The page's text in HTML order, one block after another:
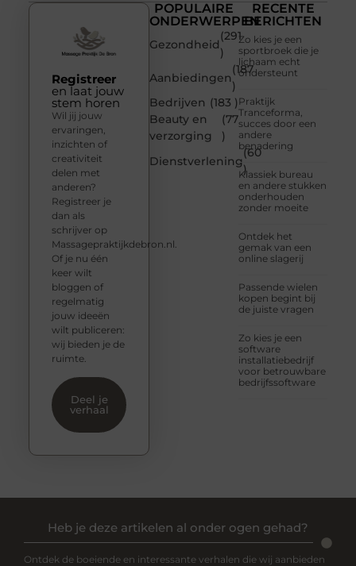
POPULAIRE
ONDERWERPEN
Gezondheid
(291
)
Aanbiedingen
(187
)
Bedrijven (183 )
Beauty en
verzorging
(77
)
Dienstverlening
(60
)
RECENTE
BERICHTEN
Zo kies je een
sportbroek die je
lichaam echt
ondersteunt
Praktijk
Tranceforma,
succes door een
andere
benadering
Klassiek bureau
en andere stukken
onderhouden
zonder moeite
Ontdek het
gemak van een
online slagerij
Passende wielen
kopen begint bij
de juiste vragen
Zo kies je een
software
installatiebedrijf
voor betrouwbare
bedrijfssoftware
Registreer
en laat jouw
stem horen
Wil jij jouw
ervaringen,
inzichten of
creativiteit
delen met
anderen?
Registreer je
dan als
schrijver op
Massagepraktijkdebron.nl.
Of je nu één
keer wilt
bloggen of
regelmatig
jouw ideeën
wilt publiceren:
wij bieden je de
ruimte.
Deel je
verhaal
Heb je deze artikelen al onder ogen gehad?
Ontdek de boeiende en interessante verhalen die wij aanbieden